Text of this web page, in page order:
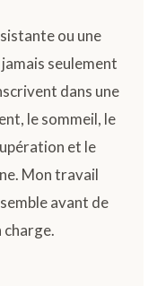
ou une
seulement
dans une
le sommeil, le
et le
Mon travail
avant de
charge.